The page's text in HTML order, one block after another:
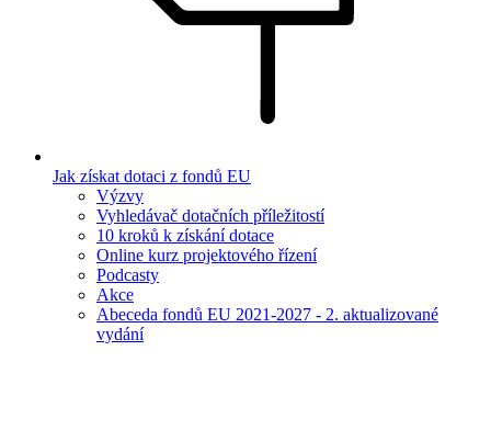
Jak získat dotaci z fondů EU
Výzvy
Vyhledávač dotačních příležitostí
10 kroků k získání dotace
Online kurz projektového řízení
Podcasty
Akce
Abeceda fondů EU 2021-2027 - 2. aktualizované
vydání